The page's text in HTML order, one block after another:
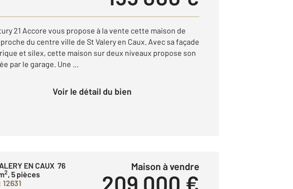
21 Accore vous propose à la vente cette maison de
du centre ville de St Valery en Caux. Avec sa façade
et silex, cette maison sur deux niveaux propose son
par le garage. Une ...
Voir le détail du bien
EN CAUX 76
2, 5 pièces
12631
Maison à vendre
209 000 €